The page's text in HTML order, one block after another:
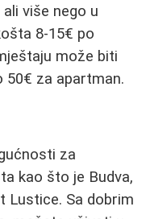
više nego u
8-15€ po
može biti
50€ za apartman.
za
kao što je Budva,
Lustice. Sa dobrim